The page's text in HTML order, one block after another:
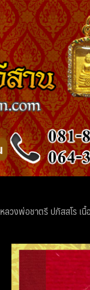
ลวงพ่อชาตรี ปภัสสโร เ